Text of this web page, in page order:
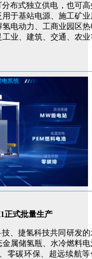
布式独立供电，也可高
于基站电源、施工矿业
电动力、工商业园区热
业、建筑、交通、农业
正式批量生产
、捷氢科技共同研发的
属储氢瓶、水冷燃料电
零碳环保、超远续航等